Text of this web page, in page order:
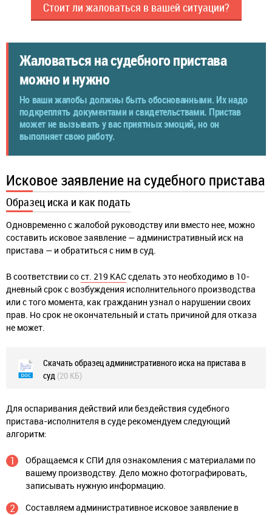
Стоит ли жаловаться в вашей ситуации?
Жаловаться на судебного пристава
можно и нужно
Но ваши жалобы должны быть обоснованными. Их надо
подкреплять документами и свидетельствами. Пристав
может не вызывать у вас приятных эмоций, но он
выполняет свою работу.
Исковое заявление на судебного пристава
Образец иска и как подать
Одновременно с жалобой руководству или вместо нее, можно
составить исковое заявление — административный иск на
пристава — и обратиться с ним в суд.
В соответствии сост. 219 КАСсделать это необходимо в 10-
дневный срок с возбуждения исполнительного производства
или с того момента, как гражданин узнал о нарушении своих
прав. Но срок не окончательный и стать причиной для отказа
не может.
Скачать образец административного иска на пристава в
суд (20 КБ)
Для оспаривания действий или бездействия судебного
пристава-исполнителя в суде рекомендуем следующий
алгоритм:
Обращаемся к СПИ для ознакомления с материалами по
вашему производству. Дело можно фотографировать,
записывать нужную информацию.
Составляем административное исковое заявление в